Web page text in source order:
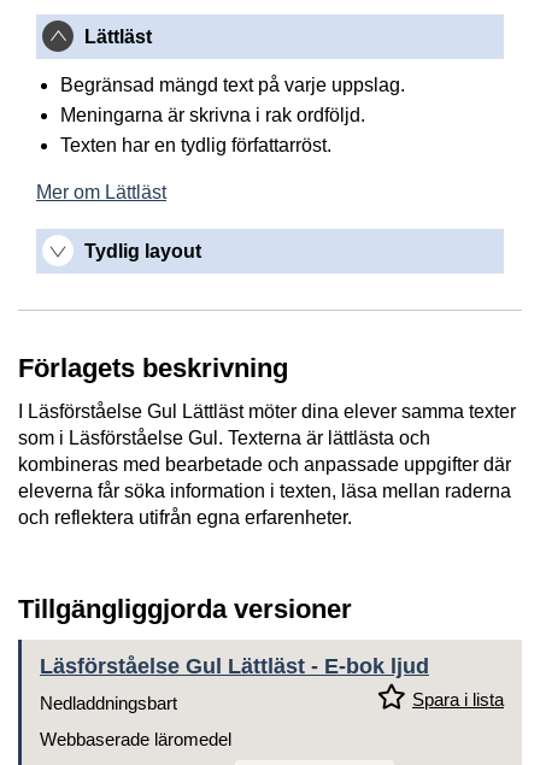
Lättläst
Begränsad mängd text på varje uppslag.
Meningarna är skrivna i rak ordföljd.
Texten har en tydlig författarröst.
Mer om Lättläst
Tydlig layout
Förlagets beskrivning
I Läsförståelse Gul Lättläst möter dina elever samma texter
som i Läsförståelse Gul. Texterna är lättlästa och
kombineras med bearbetade och anpassade uppgifter där
eleverna får söka information i texten, läsa mellan raderna
och reflektera utifrån egna erfarenheter.
Tillgängliggjorda versioner
Läsförståelse Gul Lättläst - E-bok ljud
Spara i lista
Nedladdningsbart
Webbaserade läromedel